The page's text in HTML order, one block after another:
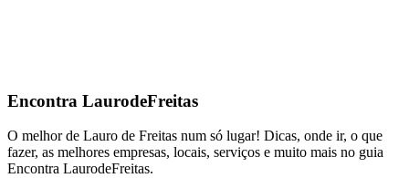
Encontra LaurodeFreitas
O melhor de Lauro de Freitas num só lugar! Dicas, onde ir, o que
fazer, as melhores empresas, locais, serviços e muito mais no guia
Encontra LaurodeFreitas.